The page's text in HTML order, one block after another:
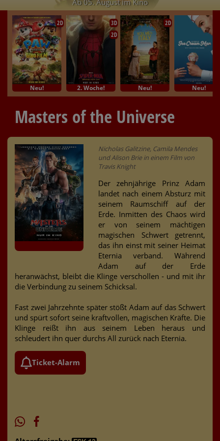
2D
Neu!
3D
2D
2. Woche!
2D
Neu! Neu!
Masters of the Universe
Nicholas Galitzine, Camila Mendes
und Alison Brie in einem Film von
Travis Knight
Der zehnjährige Prinz Adam
landet nach einem Absturz mit
seinem Raumschiff auf der
Erde. Inmitten des Chaos wird
er von seinem mächtigen
magischen Schwert getrennt,
das ihn einst mit seiner Heimat
Eternia verband. Während
Adam auf der Erde
heranwächst, bleibt die Klinge verschollen - und mit ihr
die Verbindung zu seinem Schicksal.
Fast zwei Jahrzehnte später stößt Adam auf das Schwert
und spürt sofort seine kraftvollen, magischen Kräfte. Die
Klinge reißt ihn aus seinem Leben heraus und
schleudert ihn quer durchs All zurück nach Eternia.
Ticket-Alarm